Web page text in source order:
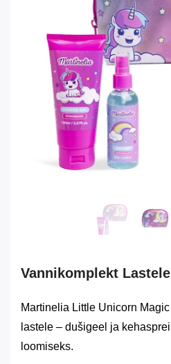
Vannikomplekt
Martinelia Little Unicorn
lastele – dušigeel ja
loomiseks.